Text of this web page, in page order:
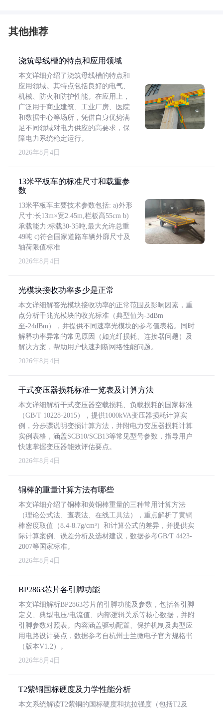
其他推荐
浇筑母线槽的特点和应用领域
本文详细介绍了浇筑母线槽的特点和
应用领域。其特点包括良好的电气、
机械、防火和防护性能。在应用上，
广泛用于商业建筑、工业厂房、医院
和数据中心等场所，凭借自身优势满
足不同领域对电力供应的高要求，保
障电力系统稳定运行。
2026年8月4日
13米平板车的标准尺寸和载重参
数
13米平板车主要技术参数包括: a)外形
尺寸:长13m×宽2.45m,栏板高55cm b)
承载能力:标载30-35吨,最大允许总重
49吨 c)符合国家道路车辆外廓尺寸及
轴荷限值标准
2026年8月4日
光模块接收功率多少是正常
本文详细解答光模块接收功率的正常范围及影响因素，重
点分析千兆光模块的收光标准（典型值为-3dBm
至-24dBm），并提供不同速率光模块的参考值表格。同时
解释功率异常的常见原因（如光纤损耗、连接器问题）及
解决方案，帮助用户快速判断网络性能问题。
2026年8月4日
干式变压器损耗标准一览表及计算方法
本文详细解析干式变压器空载损耗、负载损耗的国家标准
（GB/T 10228-2015），提供1000kVA变压器损耗计算实
例，分步骤说明变损计算方法，并附电力变压器损耗计算
实例表格，涵盖SCB10/SCB13等常见型号参数，指导用户
快速掌握变压器能效评估要点。
2026年8月4日
铜棒的重量计算方法有哪些
本文详细介绍了铜棒和黄铜棒重量的三种常用计算方法
（理论公式法、查表法、在线工具法），重点解析了黄铜
棒密度取值（8.4-8.7g/cm³）和计算公式的差异，并提供实
际计算案例、误差分析及选材建议，数据参考GB/T 4423-
2007等国家标准。
2026年8月4日
BP2863芯片各引脚功能
本文详细解析BP2863芯片的引脚功能及参数，包括各引脚
定义、典型电压/电流值、内部逻辑关系等核心数据，并附
引脚参数对照表。内容涵盖驱动配置、保护机制及典型应
用电路设计要点，数据参考自杭州士兰微电子官方规格书
（版本V1.2）。
2026年8月4日
T2紫铜国标硬度及力学性能分析
本文系统解读T2紫铜的国标硬度和抗拉强度（包括T2及